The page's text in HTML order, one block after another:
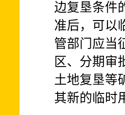
边复垦条件
准后，可以
管部门应当
区、分期审
土地复垦等
其新的临时